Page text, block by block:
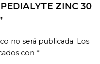
ZINC 30
no será publicada. Los
con *